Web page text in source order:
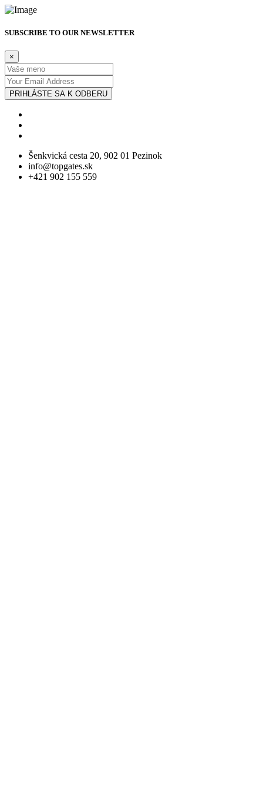
SUBSCRIBE TO OUR NEWSLETTER
×
PRIHLÁSTE SA K ODBERU
Šenkvická cesta 20, 902 01 Pezinok
info@topgates.sk
+421 902 155 559